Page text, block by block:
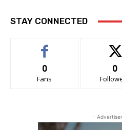
STAY CONNECTED
0
Fans
0
-